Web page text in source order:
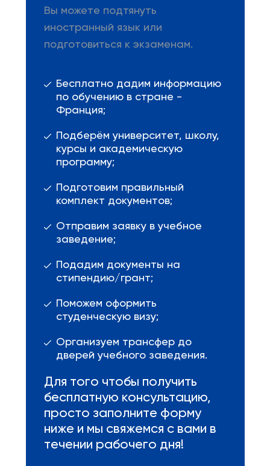
Вы можете подтянуть
иностранный язык или
подготовиться к экзаменам.
Бесплатно дадим информацию
по обучению в стране -
Франция;
Подберём университет, школу,
курсы и академическую
программу;
Подготовим правильный
комплект документов;
Отправим заявку в учебное
заведение;
Подадим документы на
стипендию/грант;
Поможем оформить
студенческую визу;
Организуем трансфер до
дверей учебного заведения.
Для того чтобы получить
бесплатную консультацию,
просто заполните форму
ниже и мы свяжемся с вами в
течении рабочего дня!